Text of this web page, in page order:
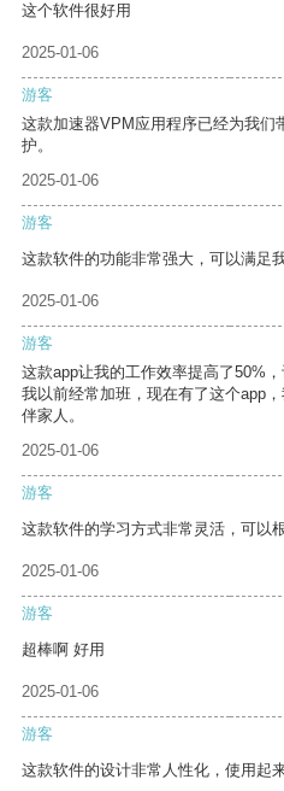
这个软件很好用
2025-01-06
游客
这款加速器VPM应用程序已经为我们
护。
2025-01-06
游客
这款软件的功能非常强大，可以满足
2025-01-06
游客
这款app让我的工作效率提高了50%
我以前经常加班，现在有了这个app
伴家人。
2025-01-06
游客
这款软件的学习方式非常灵活，可以
2025-01-06
游客
超棒啊 好用
2025-01-06
游客
这款软件的设计非常人性化，使用起